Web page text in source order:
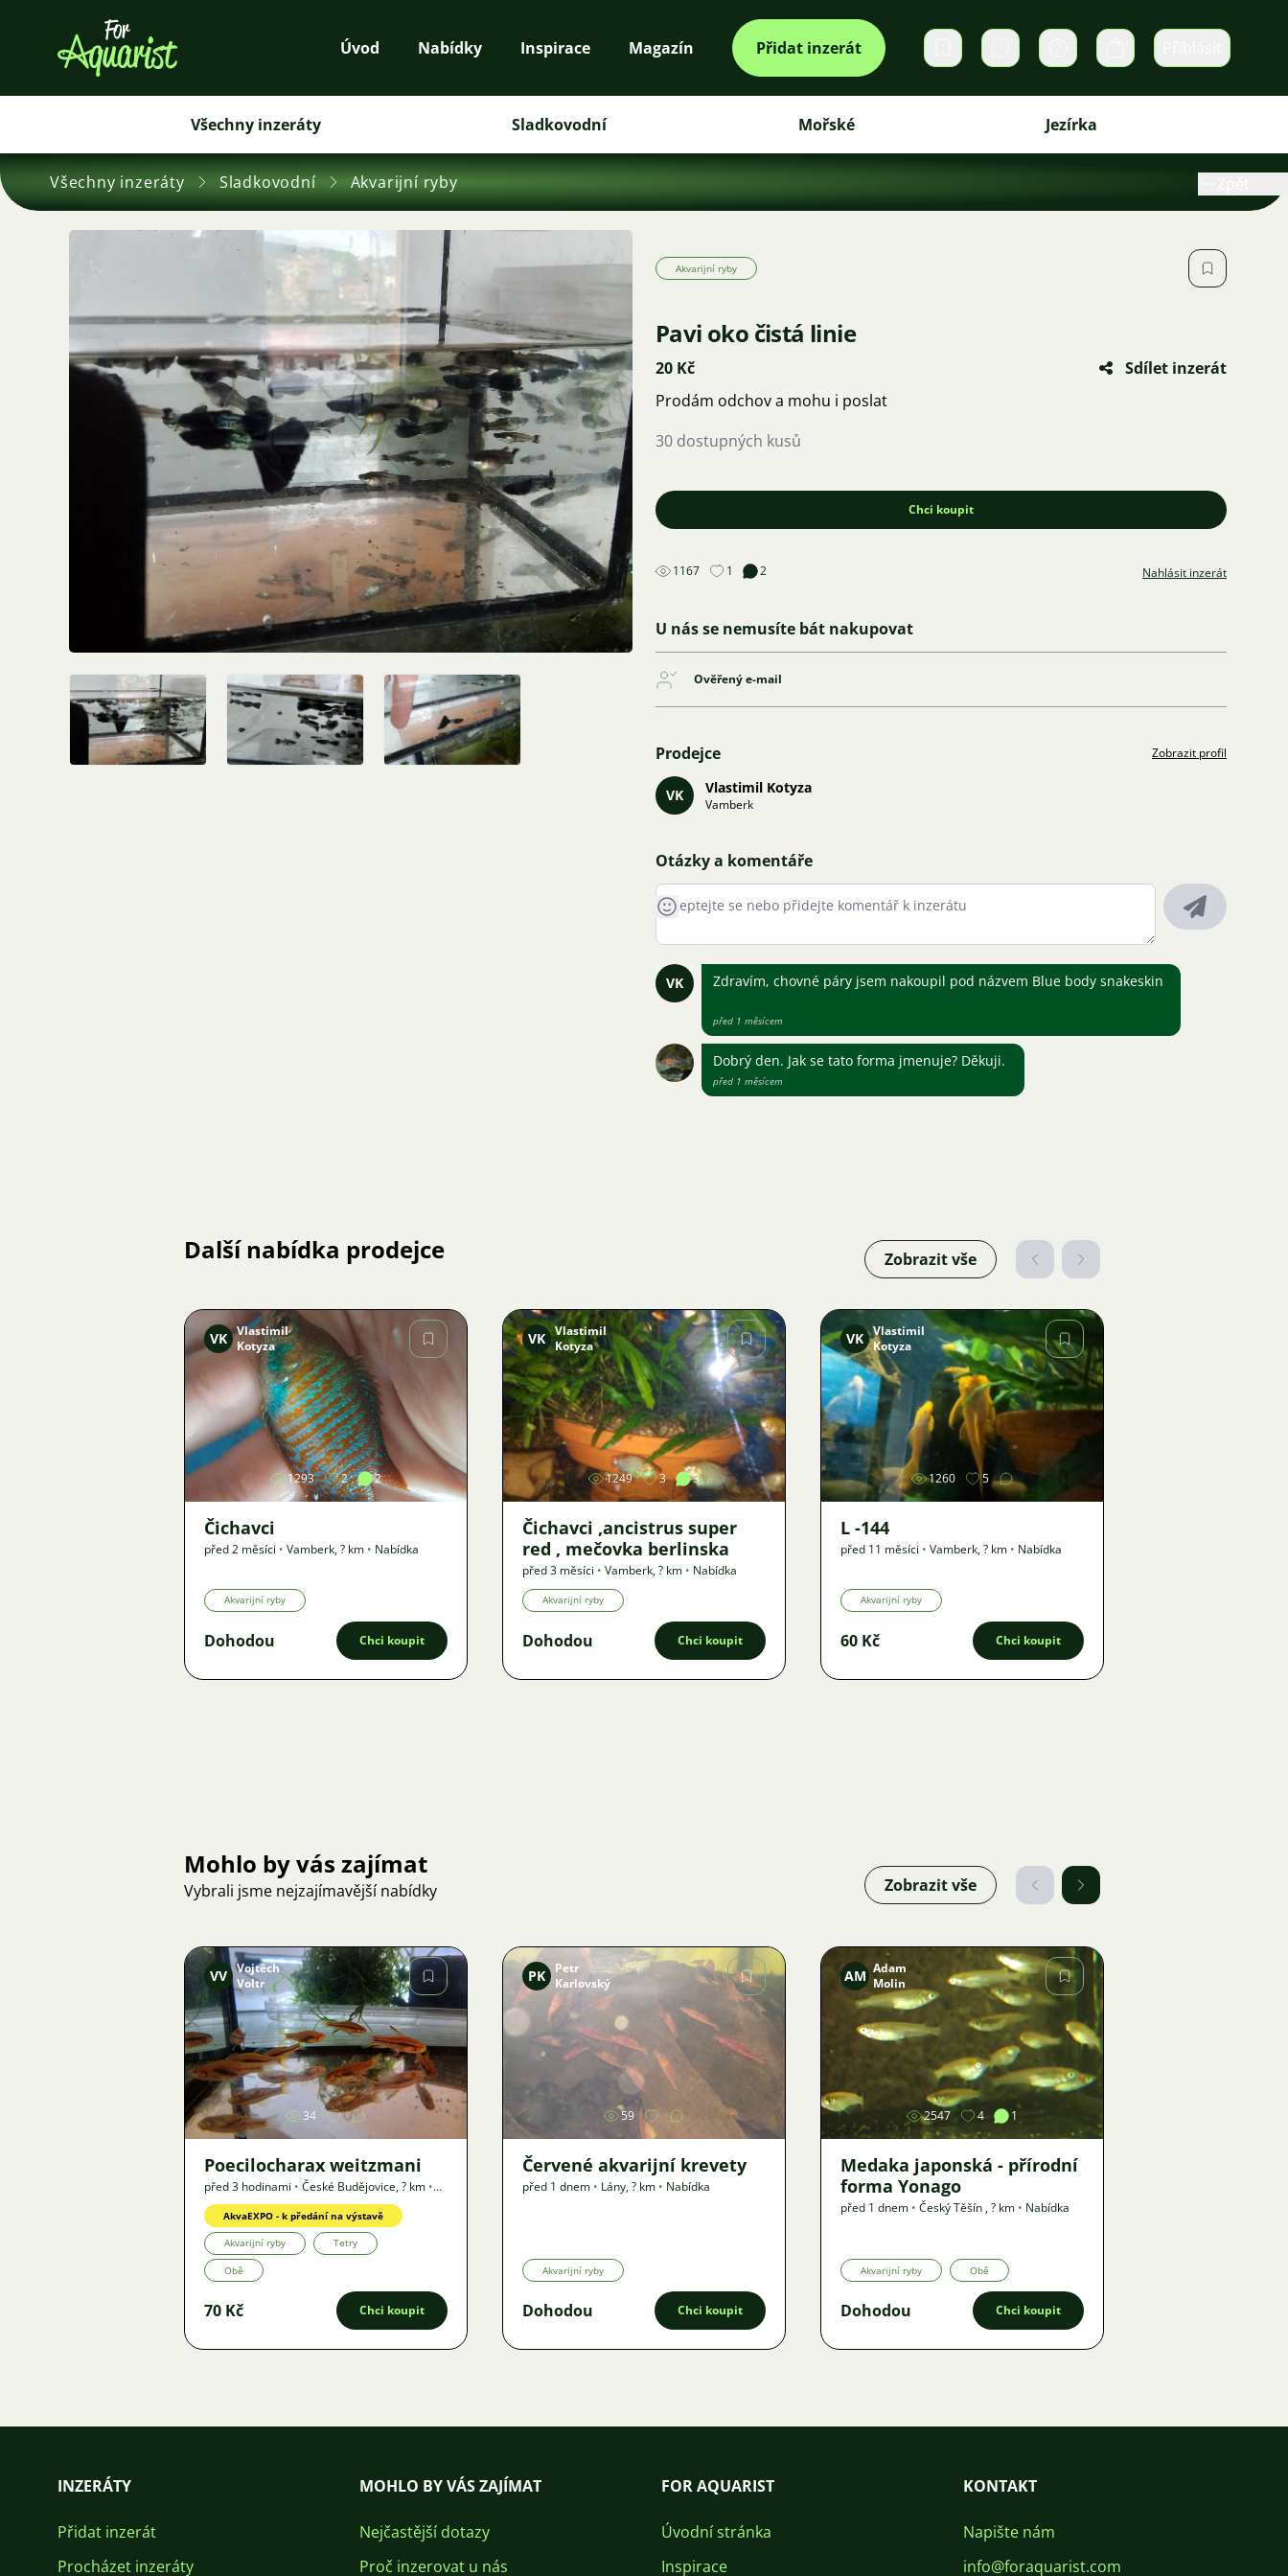
Úvod Nabídky Inspirace Magazín Přidat inzerát Soukromé zprávy Košík
Všechny inzeráty Sladkovodní Mořské Jezírka
Všechny inzeráty Sladkovodní Akvarijní ryby
Akvarijní ryby
Pavi oko čistá linie
20 Kč
Sdílet inzerát
Prodám odchov a mohu i poslat
30 dostupných kusů
Chci koupit
1167 1 2 Nahlásit inzerát
U nás se nemusíte bát nakupovat
Ověřený e-mail
Prodejce Zobrazit profil
VK Vlastimil Kotyza
Vamberk
Otázky a komentáře
VK Zdravím, chovné páry jsem nakoupil pod názvem Blue body snakeskin
před 1 měsícem
Dobrý den. Jak se tato forma jmenuje? Děkuji.
před 1 měsícem
Další nabídka prodejce Zobrazit vše
Obrázek
VK Vlastimil
Kotyza
1293 2 2
Čichavci
před 2 měsíci • Vamberk,? km • Nabídka
Akvarijní ryby
Dohodou Chci koupit
Obrázek
VK Vlastimil
Kotyza
1249 3 3
Čichavci ,ancistrus super
red , mečovka berlinska
před 3 měsíci • Vamberk,? km • Nabídka
Akvarijní ryby
Dohodou Chci koupit
Obrázek
VK Vlastimil
Kotyza
1260 5
L -144
před 11 měsíci • Vamberk,? km • Nabídka
Akvarijní ryby
60 Kč Chci koupit
Mohlo by vás zajímat
Vybrali jsme nejzajímavější nabídky Zobrazit vše
Obrázek
VV Vojtěch
Voltr
34
Poecilocharax weitzmani
před 3 hodinami • České Budějovice,? km •
Nabídka
AkvaEXPO - k předání na výstavě
Akvarijní ryby Tetry
Obě
70 Kč Chci koupit
Obrázek
PK
Petr
Karlovský
59
Červené akvarijní krevety
před 1 dnem • Lány,? km • Nabídka
Akvarijní ryby
Dohodou Chci koupit
Obrázek
AM Adam
Molin
2547 4 1
Medaka japonská - přírodní
forma Yonago
před 1 dnem • Český Těšín ,? km • Nabídka
Akvarijní ryby Obě
Dohodou Chci koupit
INZERÁTY
Přidat inzerát
Procházet inzeráty
MOHLO BY VÁS ZAJÍMAT
Nejčastější dotazy
Proč inzerovat u nás
FOR AQUARIST
Úvodní stránka
Inspirace
KONTAKT
Napište nám
info@foraquarist.com